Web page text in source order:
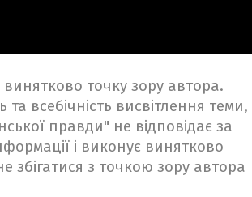
точку зору автора.
всебічність висвітлення теми,
правди" не відповідає за
і виконує винятково
збігатися з точкою зору автора